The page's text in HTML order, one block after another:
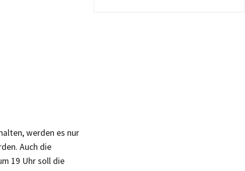
werden es nur
Auch die
19 Uhr soll die